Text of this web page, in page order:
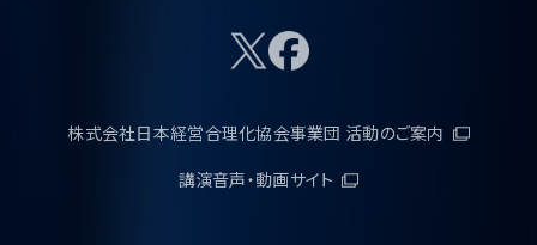
株式会社日本経営合理化協会事業団 活動のご案内
講演音声・動画サイト